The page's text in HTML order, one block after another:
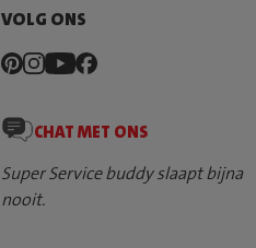
VOLG ONS
CHAT MET ONS
Super Service buddy slaapt bijna
nooit.